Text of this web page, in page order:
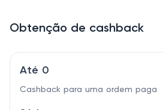
Obtenção de cashback
Até 0
Cashback para uma ordem paga